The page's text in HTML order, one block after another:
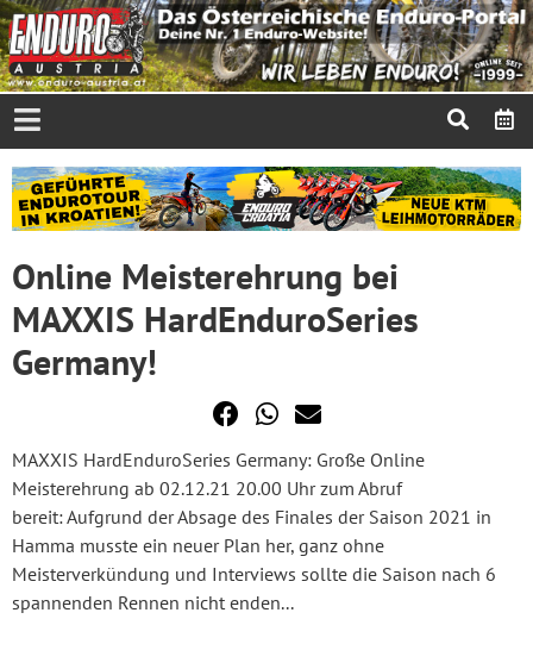
Online Meisterehrung bei
MAXXIS HardEnduroSeries
Germany!
MAXXIS HardEnduroSeries Germany: Große Online
Meisterehrung ab 02.12.21 20.00 Uhr zum Abruf
bereit: Aufgrund der Absage des Finales der Saison 2021 in
Hamma musste ein neuer Plan her, ganz ohne
Meisterverkündung und Interviews sollte die Saison nach 6
spannenden Rennen nicht enden...